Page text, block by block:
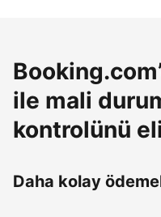
ile mali
kontrolünü
Daha kolay